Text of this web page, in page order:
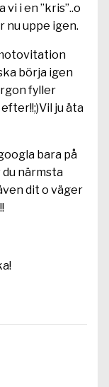
i en ”kris”..o
nu uppe igen.
börja igen
fyller
ju äta
bara på
du närmsta
dit o väger